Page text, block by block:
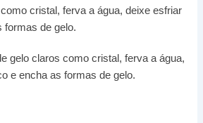
cristal, ferva a água, deixe esfriar
formas de gelo.